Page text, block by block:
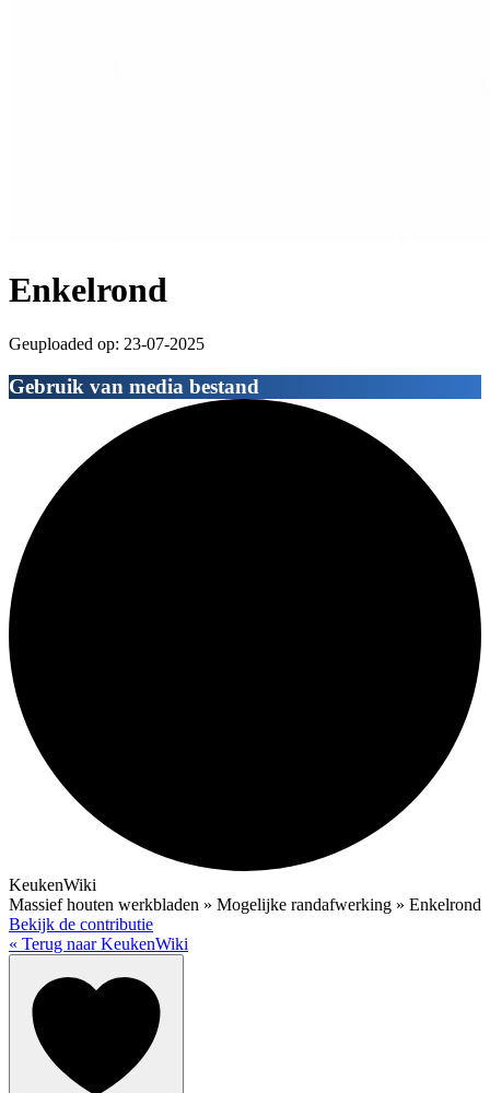
Enkelrond
Geuploaded op: 23-07-2025
Gebruik van media bestand
KeukenWiki
Massief houten werkbladen » Mogelijke randafwerking » Enkelrond
Bekijk de contributie
« Terug naar KeukenWiki